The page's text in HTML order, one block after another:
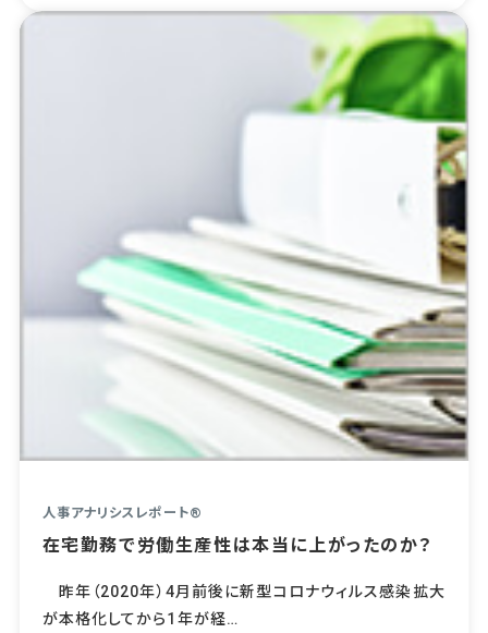
人事アナリシスレポート®
在宅勤務で労働生産性は本当に上がったのか？
昨年（2020年）4月前後に新型コロナウィルス感染拡大
が本格化してから1年が経…